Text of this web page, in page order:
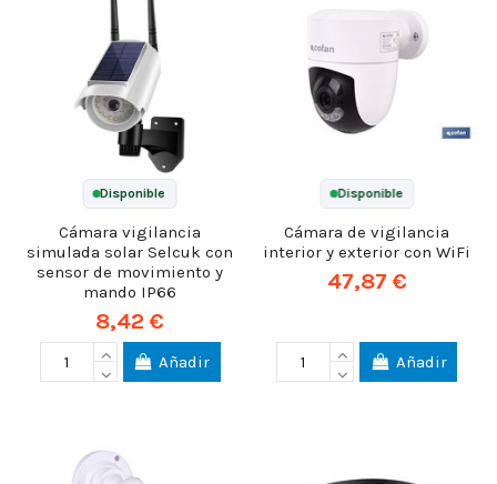
Disponible
Cámara vigilancia
simulada solar Selcuk con
sensor de movimiento y
mando IP66
8,42 €
Añadir
Disponible
Cámara de vigilancia
interior y exterior con WiFi
47,87 €
Añadir